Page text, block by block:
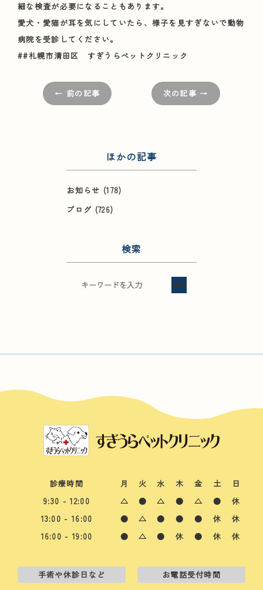
細な検査が必要になることもあります。
愛犬・愛猫が耳を気にしていたら、様子を見すぎないで動物
病院を受診してください。
##札幌市清田区 すぎうらペットクリニック
← 前の記事 次の記事 →
ほかの記事
お知らせ (178)
ブログ (726)
検索
検索
診療時間 月 火 水 木 金 土
日
9:30 - 12:00
△ ● △ ● △ ●
休
13:00 - 16:00
● △ ● ● ● 休
休
16:00 - 19:00
● △ ● 休 ● 休 休
手術や休診日など
お電話受付時間